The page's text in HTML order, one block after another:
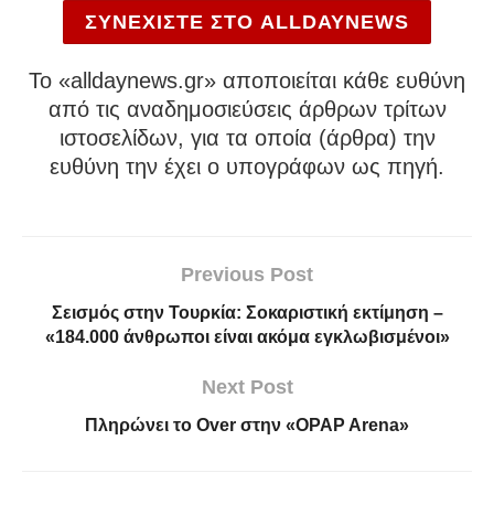
ΣΥΝΕΧΙΣΤΕ ΣΤΟ ALLDAYNEWS
To «alldaynews.gr» αποποιείται κάθε ευθύνη
από τις αναδημοσιεύσεις άρθρων τρίτων
ιστοσελίδων, για τα οποία (άρθρα) την
ευθύνη την έχει ο υπογράφων ως πηγή.
Previous Post
Σεισμός στην Τουρκία: Σοκαριστική εκτίμηση –
«184.000 άνθρωποι είναι ακόμα εγκλωβισμένοι»
Next Post
Πληρώνει το Over στην «OPAP Arena»